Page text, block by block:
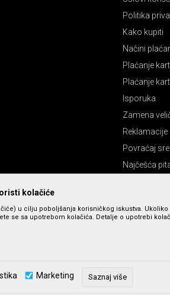
Politika
Kako kupiti
Načini
Plaćanje
Plaćanje
Isporuka
Zamena
Reklamacije
Povraćaj
Najčešća
i cena, ali ne možemo da garantujemo da su
kolačiće
u cilju poboljšanja korisničkog iskustva.
se sa upotrebom kolačića. Detalje o upotrebi
Marketing Saznaj više